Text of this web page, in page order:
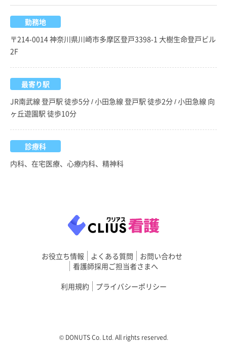
勤務地
〒214-0014 神奈川県川崎市多摩区登戸3398-1 大樹生命登戸ビル
2F
最寄り駅
JR南武線 登戸駅 徒歩5分 / 小田急線 登戸駅 徒歩2分 / 小田急線 向
ヶ丘遊園駅 徒歩10分
診療科
内科、在宅医療、心療内科、精神科
お役立ち情報 よくある質問
お問い合わせ
看護師採用ご担当者さまへ
利用規約
プライバシーポリシー
©︎ DONUTS Co. Ltd. All rights reserved.